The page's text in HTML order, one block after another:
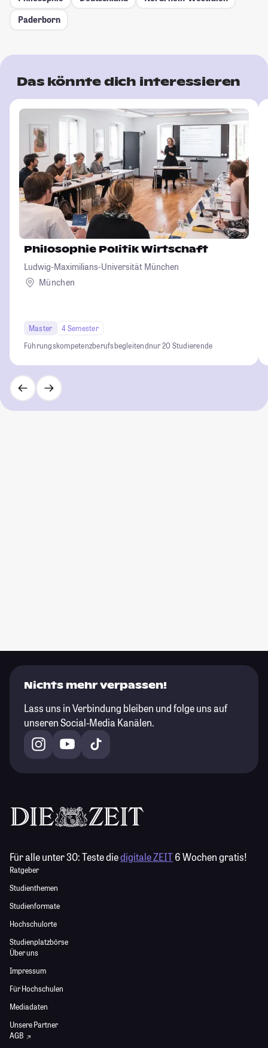
Paderborn
Das könnte dich interessieren
Philosophie Politik Wirtschaft
Ludwig-Maximilians-Universität München
München
Master
4 Semester
Führungskompetenzberufsbegleitendnur 20 Studierende
Nichts mehr verpassen!
Lass uns in Verbindung bleiben und folge uns auf
unseren Social-Media Kanälen.
Für alle unter 30:Teste diedigitale ZEIT6 Wochen gratis!
Ratgeber
Studienthemen
Studienformate
Hochschulorte
Studienplatzbörse
Über uns
Impressum
Für Hochschulen
Mediadaten
Unsere Partner
AGB